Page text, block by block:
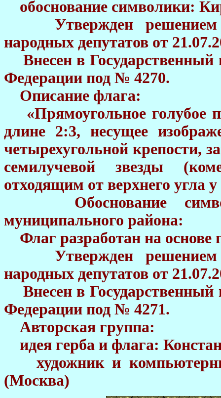
обоснование символики:
Утвержден решением
народных депутатов от
Внесен в Государственный
Федерации под № 4270.
Описание флага:
«Прямоугольное голубое
длине 2:3, несущее
четырехугольной крепости,
семилучевой звезды
отходящим от верхнего угла
Обоснование
муниципального района:
Флаг разработан на основе
Утвержден решением
народных депутатов от
Внесен в Государственный
Федерации под № 4271.
Авторская группа:
идея герба и флага:
художник и
(Москва)